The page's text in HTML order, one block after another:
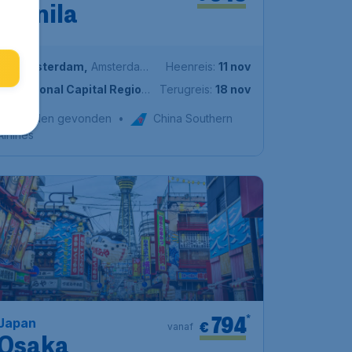
Manila
Amsterdam
Amsterdam
Airport Schiphol
National Capital Region,
Airport
Heenreis: 11 nov
Terugreis: 18 nov
1u geleden gevonden •
China Southern
€794*
vanaf